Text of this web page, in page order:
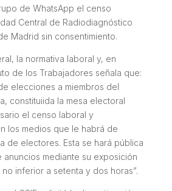
de WhatsApp el censo
Central de Radiodiagnóstico
Madrid sin consentimiento.
la normativa laboral y, en
de los Trabajadores señala que:
elecciones a miembros del
constituiida la mesa electoral
el censo laboral y
los medios que le habrá de
de electores. Esta se hará pública
anuncios mediante su exposición
inferior a setenta y dos horas”.